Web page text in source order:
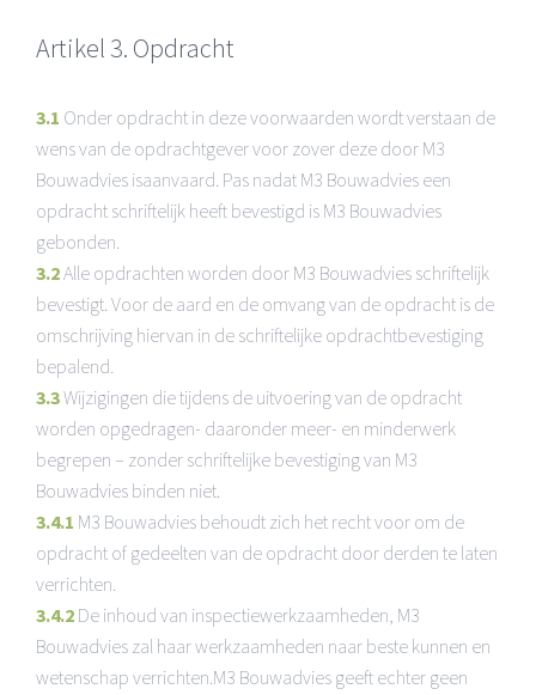
Artikel 3. Opdracht
3.1 Onder opdracht in deze voorwaarden wordt verstaan de
wens van de opdrachtgever voor zover deze door M3
Bouwadvies isaanvaard. Pas nadat M3 Bouwadvies een
opdracht schriftelijk heeft bevestigd is M3 Bouwadvies
gebonden.
3.2Alle opdrachten worden door M3 Bouwadvies schriftelijk
bevestigt. Voor de aard en de omvang van de opdracht is de
omschrijving hiervan in de schriftelijke opdrachtbevestiging
bepalend.
3.3Wijzigingen die tijdens de uitvoering van de opdracht
worden opgedragen- daaronder meer- en minderwerk
begrepen – zonder schriftelijke bevestiging van M3
Bouwadvies binden niet.
3.4.1 M3 Bouwadvies behoudt zich het recht voor om de
opdracht of gedeelten van de opdracht door derden te laten
verrichten.
3.4.2 De inhoud van inspectiewerkzaamheden, M3
Bouwadvies zal haar werkzaamheden naar beste kunnen en
wetenschap verrichten.M3 Bouwadvies geeft echter geen